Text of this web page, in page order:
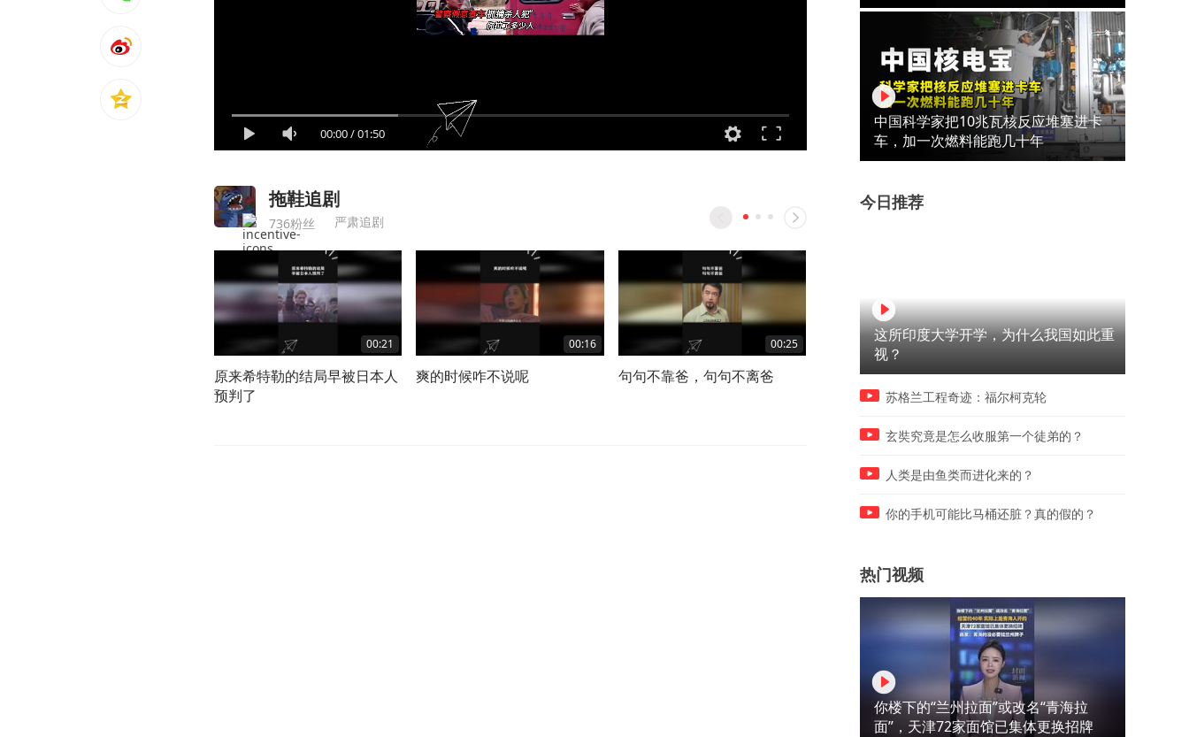
00:00/01:50
拖鞋追剧
736粉丝 严肃追剧
00:21
原来希特勒的结局早被日本人
预判了
00:16
爽的时候咋不说呢
00:25
句句不靠爸，句句不离爸
00:22
赌场的服务员都有绝招 正经男人都不会拿头顶
中国科学家把10兆瓦核反应堆塞进卡
车，加一次燃料能跑几十年
今日推荐
这所印度大学开学，为什么我国如此重
视？
苏格兰工程奇迹：福尔柯克轮
玄奘究竟是怎么收服第一个徒弟的？
人类是由鱼类而进化来的？
你的手机可能比马桶还脏？真的假的？
热门视频
你楼下的“兰州拉面”或改名“青海拉
面”，天津72家面馆已集体更换招牌